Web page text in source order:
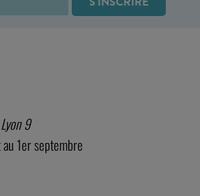
9
1er septembre